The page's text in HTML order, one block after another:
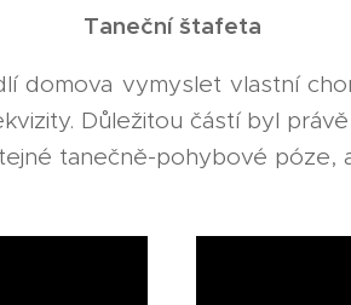
Taneční štafeta
domova vymyslet vlastní
Důležitou částí byl
tanečně-pohybové póze,